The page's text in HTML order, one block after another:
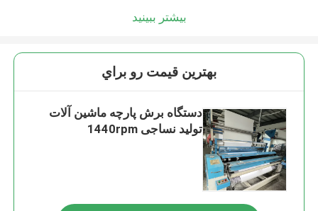
بیشتر ببینید
بهترين قيمت رو براي
دستگاه برش پارچه ماشین آلات
تولید نساجی 1440rpm